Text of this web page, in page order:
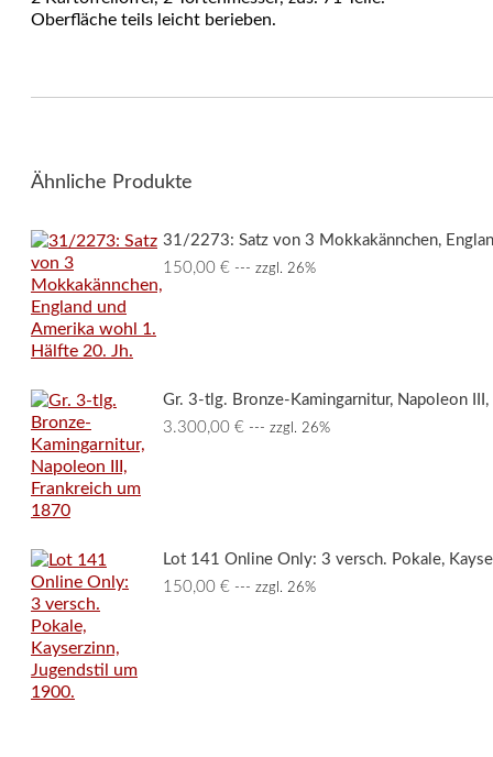
Oberfläche teils leicht berieben.
Ähnliche Produkte
31/2273: Satz von 3 Mokkakännchen,
150,00 € --- zzgl. 26%
Gr. 3-tlg. Bronze-Kamingarnitur, Napoleon
3.300,00 € --- zzgl. 26%
Lot 141 Online Only: 3 versch. Pokale,
150,00 € --- zzgl. 26%